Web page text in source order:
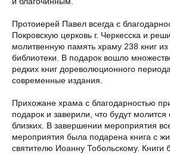
Протоиерей Павел всегда с
Покровскую церковь г. Черкесска и
молитвенную память храму 238 книг из
библиотеки. В подарок вошло
редких книг дореволюционного
современные издания.
Прихожане храма с благодарностью
подарок и заверили, что будут
близких. В завершении мероприятия
мероприятия была подарена книга с
святителю Иоанну Тобольскому. Книги